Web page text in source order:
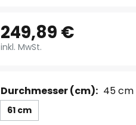
249,89 €
inkl. MwSt.
Durchmesser (cm): 45 cm
61 cm